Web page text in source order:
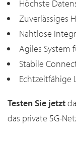
Höchste
Zuverlässiges
Nahtlose
Agiles System
Stabile
Echtzeitfähige
Testen Sie jetzt
das private 5G-